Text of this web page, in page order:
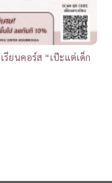
ยนคอร์ส “เป๊ะแต่เด็ก